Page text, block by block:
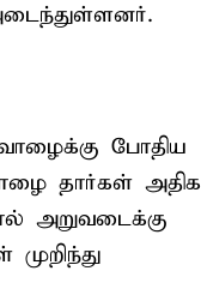
போதிய
தார்கள் அதிக
அறுவடைக்கு